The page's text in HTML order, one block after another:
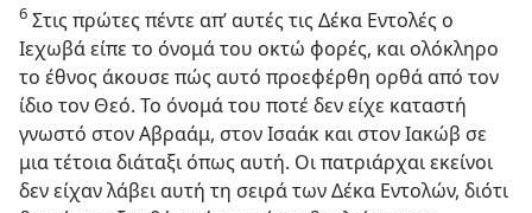
6 Στις πρώτες πέντε απ’ αυτές τις Δέκα Εντολές ο
Ιεχωβά είπε το όνομά του οκτώ φορές, και ολόκληρο
το έθνος άκουσε πώς αυτό προεφέρθη ορθά από τον
ίδιο τον Θεό. Το όνομά του ποτέ δεν είχε καταστή
γνωστό στον Αβραάμ, στον Ισαάκ και στον Ιακώβ σε
μια τέτοια διάταξι όπως αυτή. Οι πατριάρχαι εκείνοι
δεν είχαν λάβει αυτή τη σειρά των Δέκα Εντολών, διότι